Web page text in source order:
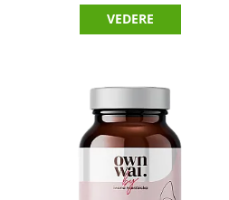
VEDERE